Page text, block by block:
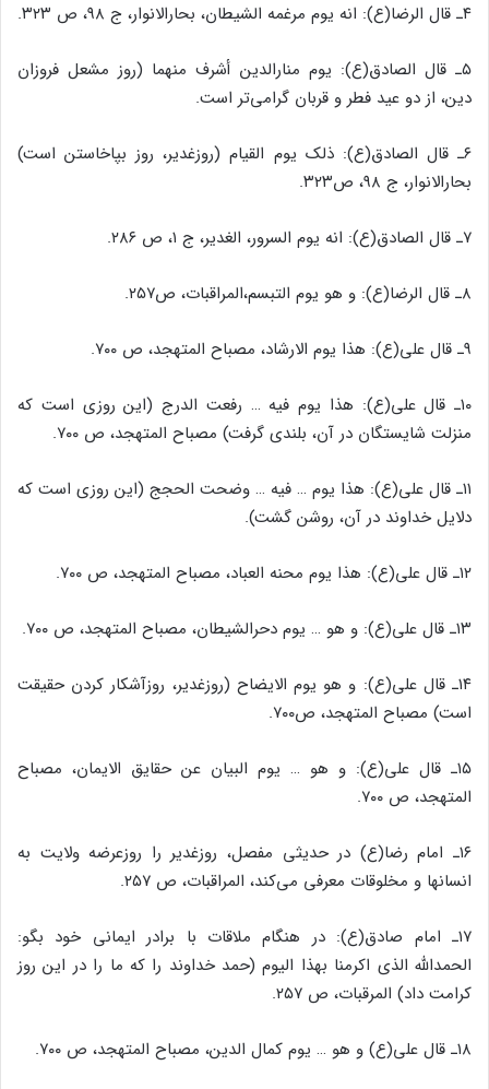
۴ـ قال الرضا(ع): انه یوم مرغمه الشیطان، بحارالانوار، ج ۹۸، ص ۳۲۳.
۵ـ قال الصادق(ع): یوم منارالدین أشرف منهما (روز مشعل فروزان
دین، از دو عید فطر و قربان گرامی‌تر است.
۶ـ قال الصادق(ع): ذلک یوم القیام (روزغدیر، روز بپاخاستن است)
بحارالانوار، ج ۹۸، ص۳۲۳.
۷ـ قال الصادق(ع): انه یوم السرور، الغدیر، ج ۱، ص ۲۸۶.
۸ـ قال الرضا(ع): و هو یوم التبسم،المراقبات، ص۲۵۷.
۹ـ قال علی(ع): هذا یوم الارشاد، مصباح المتهجد، ص ۷۰۰.
۱۰ـ قال علی(ع): هذا یوم فیه … رفعت الدرج (این روزی است که
منزلت شایستگان در آن، بلندی گرفت) مصباح المتهجد، ص ۷۰۰.
۱۱ـ قال علی(ع): هذا یوم … فیه … وضحت الحجج (این روزی است که
دلایل خداوند در آن، روشن گشت).
۱۲ـ قال علی(ع): هذا یوم محنه العباد، مصباح المتهجد، ص ۷۰۰.
۱۳ـ قال علی(ع): و هو … یوم دحرالشیطان، مصباح المتهجد، ص ۷۰۰.
۱۴ـ قال علی(ع): و هو یوم الایضاح (روزغدیر، روزآشکار کردن حقیقت
است) مصباح المتهجد، ص۷۰۰.
۱۵ـ قال علی(ع): و هو … یوم البیان عن حقایق الایمان، مصباح
المتهجد، ص ۷۰۰.
۱۶ـ امام رضا(ع) در حدیثی مفصل، روزغدیر را روزعرضه ولایت به
انسانها و مخلوقات معرفی می‌کند، المراقبات، ص ۲۵۷.
۱۷ـ امام صادق(ع): در هنگام ملاقات با برادر ایمانی خود بگو:
الحمدالله الذی اکرمنا بهذا الیوم (حمد خداوند را که ما را در این روز
کرامت داد) المرقبات، ص ۲۵۷.
۱۸ـ قال علی(ع) و هو … یوم کمال الدین، مصباح المتهجد، ص ۷۰۰.